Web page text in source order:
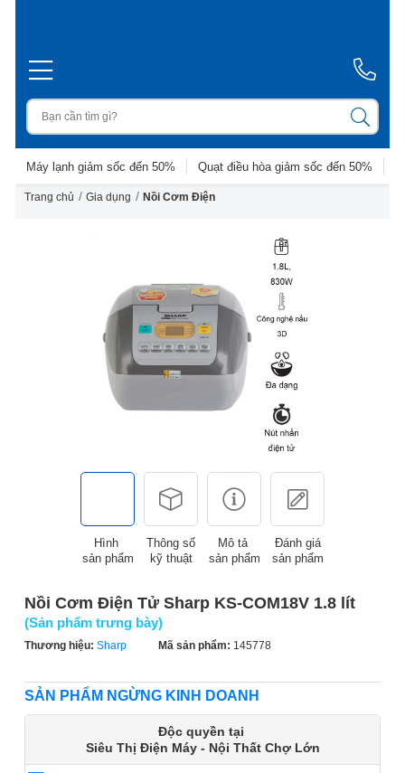
Máy lạnh giảm sốc đến 50% Quạt điều hòa giảm sốc đến 50%
Trang chủ / Gia dụng / Nồi Cơm Điện
Hình
sản phẩm
Thông số
kỹ thuật
Mô tả
sản phẩm
Đánh giá
sản phẩm
Nồi Cơm Điện Tử Sharp KS-COM18V 1.8 lít
(Sản phẩm trưng bày)
Thương hiệu: Sharp Mã sản phẩm: 145778
SẢN PHẨM NGỪNG KINH DOANH
Độc quyền tại
Siêu Thị Điện Máy - Nội Thất Chợ Lớn